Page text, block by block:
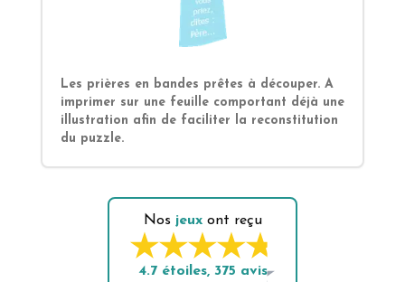
Les prières en bandes prêtes à découper. A
imprimer sur une feuille comportant déjà une
illustration afin de faciliter la reconstitution
du puzzle.
Nos jeux ont reçu
4.7étoiles, 375 avis